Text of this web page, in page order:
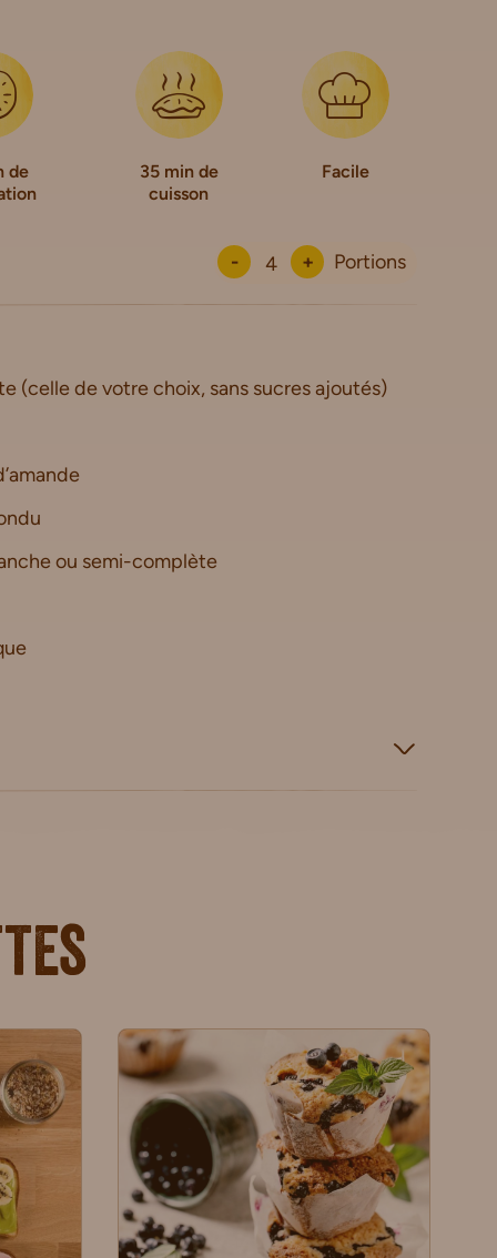
de
35 min de
cuisson
Facile
- + Portions
(celle de votre choix, sans sucres ajoutés)
ou semi-complète